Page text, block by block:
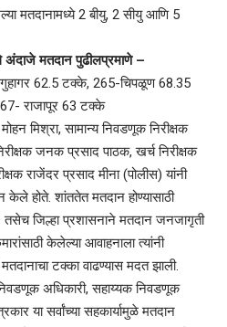
मतदानामध्ये 2 बीयु, 2 सीयु आणि 5
अंदाजे मतदान पुढीलप्रमाणे –
62.5 टक्के, 265-चिपळूण 68.35
राजापूर 63 टक्के
मिश्रा, सामान्य निवडणूक निरीक्षक
जनक प्रसाद पाठक, खर्च निरीक्षक
राजेंदर प्रसाद मीना (पोलीस) यांनी
होते. शांततेत मतदान होण्यासाठी
तसेच जिल्हा प्रशासनाने मतदान जनजागृती
केलेल्या आवाहनाला त्यांनी
टक्का वाढण्यास मदत झाली.
अधिकारी, सहाय्यक निवडणूक
या सर्वांच्या सहकार्यामुळे मतदान